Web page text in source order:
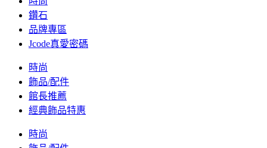
鑽石
品牌專區
Jcode真愛密碼
時尚
飾品/配件
館長推薦
經典飾品特惠
時尚